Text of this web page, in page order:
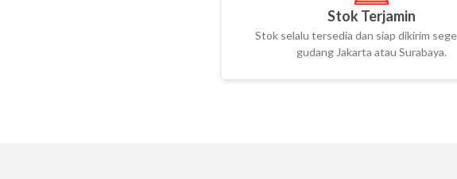
Stok Terjamin
Stok selalu tersedia dan siap dikirim
gudang Jakarta atau Surabaya.